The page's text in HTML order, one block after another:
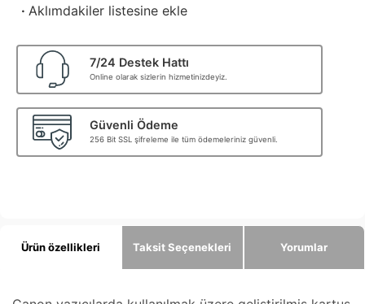
· Aklımdakiler listesine ekle
7/24 Destek Hattı
Online olarak sizlerin hizmetinizdeyiz.
Güvenli Ödeme
256 Bit SSL şifreleme ile tüm ödemeleriniz güvenli.
Ürün özellikleri Taksit Seçenekleri Yorumlar